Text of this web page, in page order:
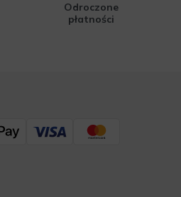
Odroczone
płatności